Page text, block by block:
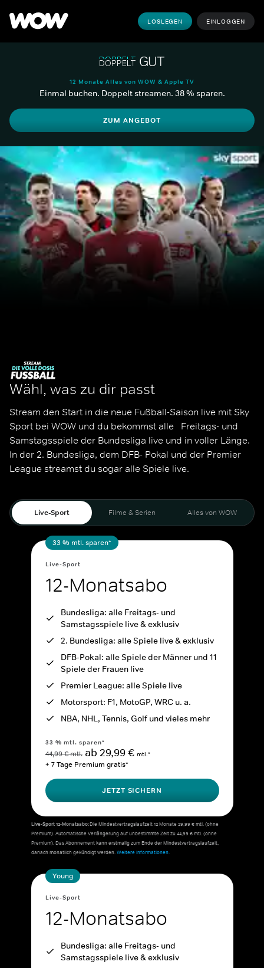
LOSLEGEN EINLOGGEN
12 Monate Alles von WOW & Apple TV
Einmal buchen. Doppelt streamen. 38 % sparen.
ZUM ANGEBOT
Wähl, was zu dir passt
Stream den Start in die neue Fußball-Saison live mit Sky
Sport bei WOW und du bekommst alle   Freitags- und
Samstagsspiele der Bundesliga live und in voller Länge.
In der 2. Bundesliga, dem DFB- Pokal und der Premier
League streamst du sogar alle Spiele live.
Live-Sport Filme & Serien Alles von WOW
33 % mtl. sparen*
Live-Sport
12-Monatsabo
Bundesliga: alle Freitags- und
Samstagsspiele live & exklusiv
2. Bundesliga: alle Spiele live & exklusiv
DFB-Pokal: alle Spiele der Männer und 11
Spiele der Frauen live
Premier League: alle Spiele live
Motorsport: F1, MotoGP, WRC u. a.
NBA, NHL, Tennis, Golf und vieles mehr
33 % mtl. sparen*
44,99 € mtl. ab 29,99 € mtl.*
+ 7 Tage Premium gratis*
JETZT SICHERN
Live-Sport 12-Monatsabo:Die Mindestvertragslaufzeit 12 Monate 29,99 € mtl. (ohne
Premium). Automatische Verlängerung auf unbestimmte Zeit zu 44,99 € mtl. (ohne
Premium). Das Abonnement kann erstmalig zum Ende der Mindestvertragslaufzeit,
danach monatlich gekündigt werden.Weitere Informationen.
Young
Live-Sport
12-Monatsabo
Bundesliga: alle Freitags- und
Samstagsspiele live & exklusiv